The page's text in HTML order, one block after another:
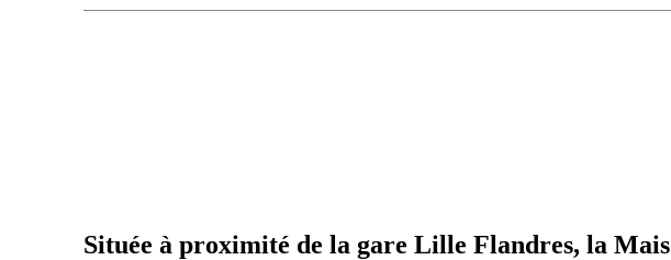
Située à proximité de la gare Lille Flandres, la